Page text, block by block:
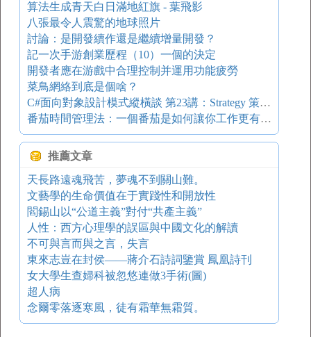
算法生成青天白日滿地紅旗 - 葉飛影
八張最令人震驚的地球照片
討論：是開發續作還是繼續增量開發？
記一次手游創業歷程（10）一個的決定
開發者應在游戲中合理控制并運用功能疲勞
菜鳥網絡到底是個啥？
C#面向對象設計模式縱橫談 第23講：Strategy 策略模式
番茄時間管理法：一個番茄是如何讓你工作更有效率的
推薦文章
天長路遠魂飛苦，夢魂不到關山難。
文藝學的生命價值在于實踐性和開放性
閻錫山以“公道主義”對付“共產主義”
人性：西方心理學的誤區與中國文化的解讀
不可與言而與之言，失言
東來志豈在封侯——蔣介石詩詞鑒賞 鳳凰詩刊
女大學生查婦科被忽悠連做3手術(圖)
超人病
念爾零落逐寒風，徒有霜華無霜質。